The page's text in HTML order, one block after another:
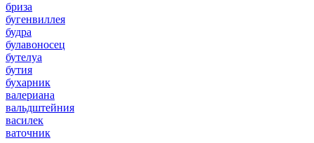
бриза
бугенвиллея
будра
булавоносец
бутелуа
бутия
бухарник
валериана
вальдштейния
василек
ваточник